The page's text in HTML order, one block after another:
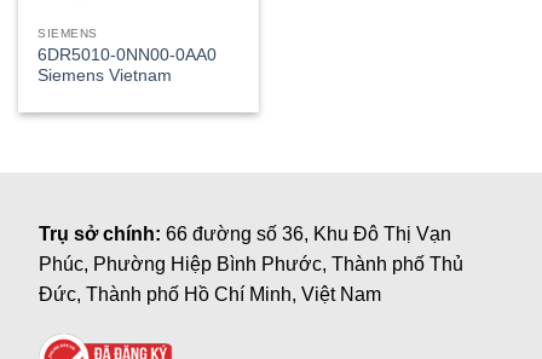
SIEMENS
6DR5010-0NN00-0AA0
Siemens Vietnam
Trụ sở chính:66 đường số 36, Khu Đô Thị Vạn
Phúc, Phường Hiệp Bình Phước, Thành phố Thủ
Đức, Thành phố Hồ Chí Minh, Việt Nam